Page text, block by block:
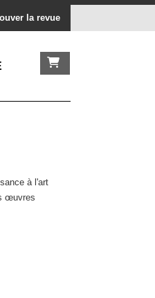
la revue
à l'art
œuvres